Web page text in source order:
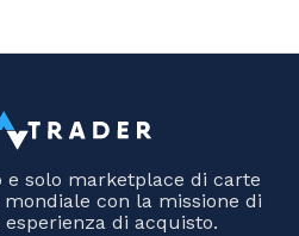
solo marketplace di carte
con la missione di
di acquisto.